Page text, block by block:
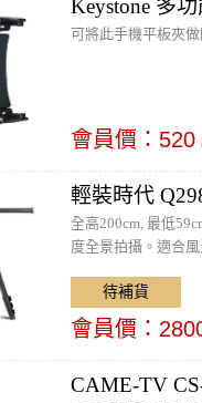
Keystone 多
可將此手機平板夾
會員價： 520
輕裝時代
全高200cm, 最低
度全景拍攝。適合
會員價：
CAME-TV